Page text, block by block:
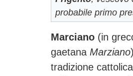
probabile primo
Marciano (in
gaetana Marziano
tradizione